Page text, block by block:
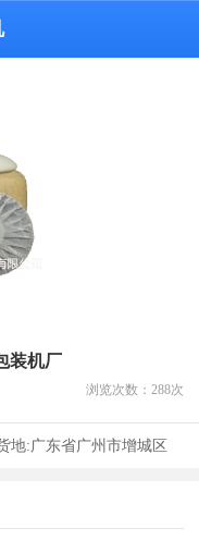
装机厂
浏览次数： 288次
地:广东省广州市增城区